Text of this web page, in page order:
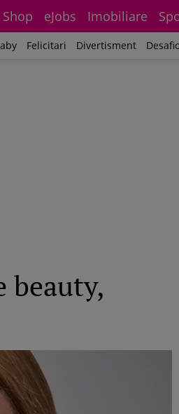
Shop eJobs Imobiliare
Felicitari Divertisment
beauty,